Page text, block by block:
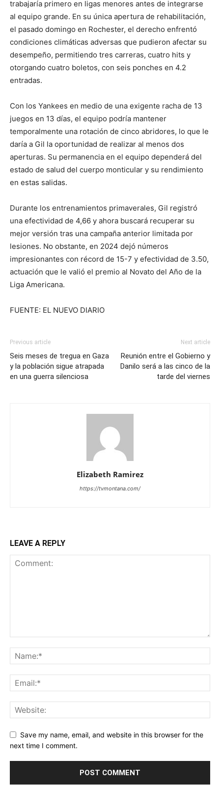
trabajaría primero en ligas menores antes de integrarse
al equipo grande. En su única apertura de rehabilitación,
el pasado domingo en Rochester, el derecho enfrentó
condiciones climáticas adversas que pudieron afectar su
desempeño, permitiendo tres carreras, cuatro hits y
otorgando cuatro boletos, con seis ponches en 4.2
entradas.
Con los Yankees en medio de una exigente racha de 13
juegos en 13 días, el equipo podría mantener
temporalmente una rotación de cinco abridores, lo que le
daría a Gil la oportunidad de realizar al menos dos
aperturas. Su permanencia en el equipo dependerá del
estado de salud del cuerpo monticular y su rendimiento
en estas salidas.
Durante los entrenamientos primaverales, Gil registró
una efectividad de 4,66 y ahora buscará recuperar su
mejor versión tras una campaña anterior limitada por
lesiones. No obstante, en 2024 dejó números
impresionantes con récord de 15-7 y efectividad de 3.50,
actuación que le valió el premio al Novato del Año de la
Liga Americana.
FUENTE: EL NUEVO DIARIO
Previous article
Seis meses de tregua en Gaza
y la población sigue atrapada
en una guerra silenciosa
Next article
Reunión entre el Gobierno y
Danilo será a las cinco de la
tarde del viernes
Elizabeth Ramirez
https://tvmontana.com/
LEAVE A REPLY
Save my name, email, and website in this browser for the
next time I comment.